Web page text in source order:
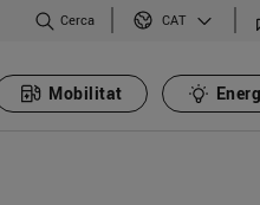
Cerca CAT
Mobilitat